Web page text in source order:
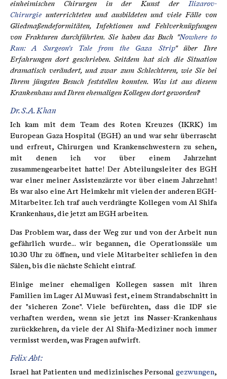
einheimischen Chirurgen in der Kunst der Ilizarov-
Chirurgie unterrichteten und ausbildeten und viele Fälle von
Gliedmaßendeformitäten, Infektionen und Fehlverknüpfungen
von Frakturen durchführten. Sie haben das Buch "Nowhere to
Run: A Surgeon's Tale from the Gaza Strip" über Ihre
Erfahrungen dort geschrieben. Seitdem hat sich die Situation
dramatisch verändert, und zwar zum Schlechteren, wie Sie bei
Ihrem jüngsten Besuch feststellen konnten. Was ist aus diesem
Krankenhaus und Ihren ehemaligen Kollegen dort geworden?
Dr. S.A. Khan
Ich kam mit dem Team des Roten Kreuzes (IKRK) im
European Gaza Hospital (EGH) an und war sehr überrascht
und erfreut, Chirurgen und Krankenschwestern zu sehen,
mit denen ich vor über einem Jahrzehnt
zusammengearbeitet hatte! Der Abteilungsleiter des EGH
war einer meiner Assistenzärzte vor über einem Jahrzehnt!
Es war also eine Art Heimkehr mit vielen der anderen EGH-
Mitarbeiter. Ich traf auch verdrängte Kollegen vom Al Shifa
Krankenhaus, die jetzt am EGH arbeiten.
Das Problem war, dass der Weg zur und von der Arbeit nun
gefährlich wurde... wir begannen, die Operationssäle um
10.30 Uhr zu öffnen, und viele Mitarbeiter schliefen in den
Sälen, bis die nächste Schicht eintraf.
Einige meiner ehemaligen Kollegen sassen mit ihren
Familien im Lager Al Muwasi fest, einem Strandabschnitt in
der "sicheren Zone". Viele befürchten, dass die IDF sie
verhaften werden, wenn sie jetzt ins Nasser-Krankenhaus
zurückkehren, da viele der Al Shifa-Mediziner noch immer
vermisst werden, was Fragen aufwirft.
Felix Abt:
Israel hat Patienten und medizinisches Personal gezwungen,